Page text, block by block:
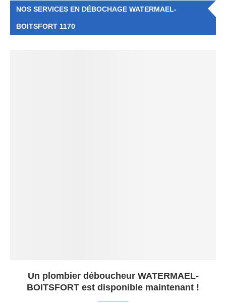
NOS SERVICES EN DÉBOCHAGE WATERMAEL-
BOITSFORT 1170
Un plombier déboucheur WATERMAEL-
BOITSFORT est disponible maintenant !